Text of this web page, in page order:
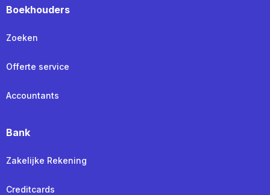
Boekhouders
Zoeken
Offerte service
Accountants
Bank
Zakelijke Rekening
Creditcards